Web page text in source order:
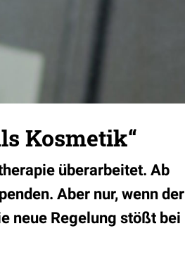
Kosmetik“
überarbeitet. Ab
Aber nur, wenn der
neue Regelung stößt bei